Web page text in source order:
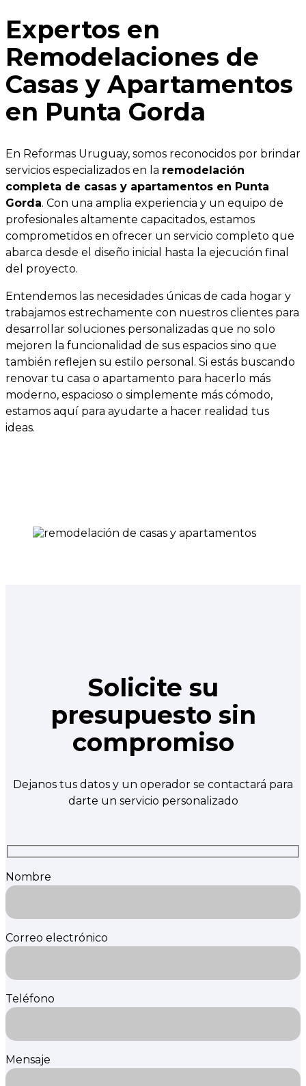
Expertos en
Remodelaciones de
Casas y Apartamentos
en Punta Gorda
En Reformas Uruguay, somos reconocidos por brindar
servicios especializados en la remodelación
completa de casas y apartamentos en Punta
Gorda. Con una amplia experiencia y un equipo de
profesionales altamente capacitados, estamos
comprometidos en ofrecer un servicio completo que
abarca desde el diseño inicial hasta la ejecución final
del proyecto.
Entendemos las necesidades únicas de cada hogar y
trabajamos estrechamente con nuestros clientes para
desarrollar soluciones personalizadas que no solo
mejoren la funcionalidad de sus espacios sino que
también reflejen su estilo personal. Si estás buscando
renovar tu casa o apartamento para hacerlo más
moderno, espacioso o simplemente más cómodo,
estamos aquí para ayudarte a hacer realidad tus
ideas.
Solicite su
presupuesto sin
compromiso
Dejanos tus datos y un operador se contactará para
darte un servicio personalizado
Nombre
Correo electrónico
Teléfono
Mensaje